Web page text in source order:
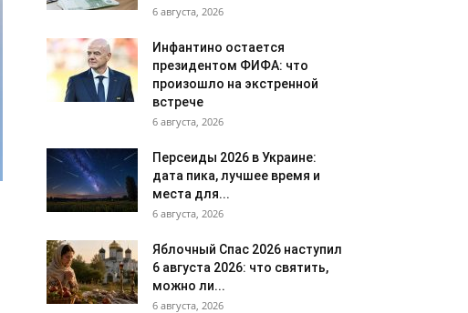
6 августа, 2026
Инфантино остается
президентом ФИФА: что
произошло на экстренной
встрече
6 августа, 2026
Персеиды 2026 в Украине:
дата пика, лучшее время и
места для...
6 августа, 2026
Яблочный Спас 2026 наступил
6 августа 2026: что святить,
можно ли...
6 августа, 2026